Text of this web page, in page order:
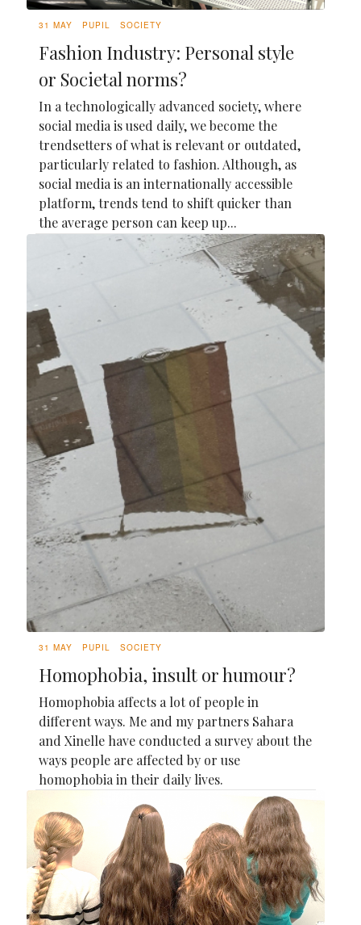
31 MAY PUPIL SOCIETY
Fashion Industry: Personal style
or Societal norms?
In a technologically advanced society, where
social media is used daily, we become the
trendsetters of what is relevant or outdated,
particularly related to fashion. Although, as
social media is an internationally accessible
platform, trends tend to shift quicker than
the average person can keep up...
31 MAY PUPIL SOCIETY
Homophobia, insult or humour?
Homophobia affects a lot of people in
different ways. Me and my partners Sahara
and Xinelle have conducted a survey about the
ways people are affected by or use
homophobia in their daily lives.